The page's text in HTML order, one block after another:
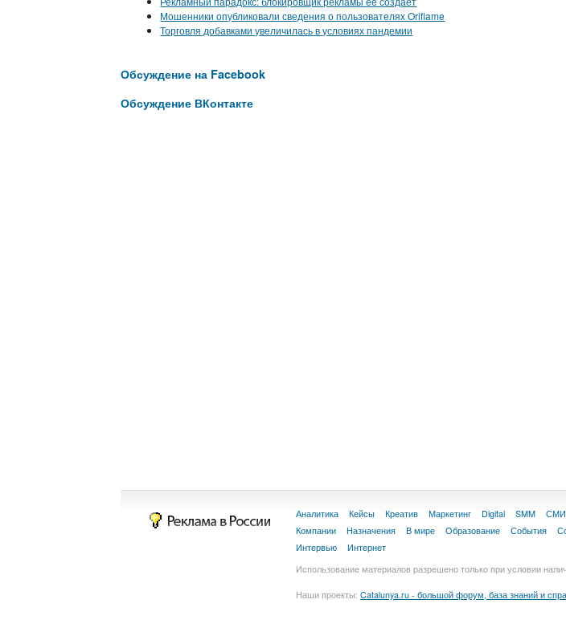
Мошенники опубликовали сведения о пользователях Oriflame
Торговля добавками увеличилась в условиях пандемии
Обсуждение на Facebook
Обсуждение ВКонтакте
Аналитика Кейсы Креатив Маркетинг Digital SMM СМИ
Компании
Назначения В мире Образование События
Интервью
Интернет
Использование материалов разрешено только при условии
Наши проекты: Catalunya.ru - большой форум, база знаний и